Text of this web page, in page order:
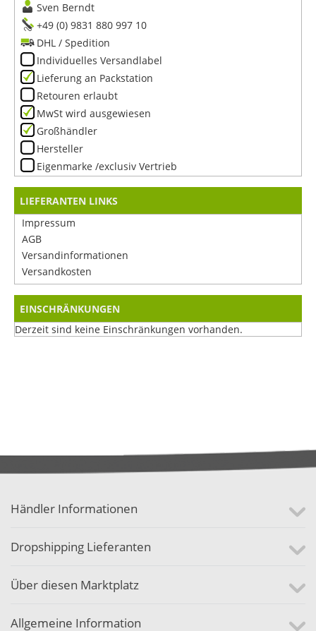
Sven Berndt
+49 (0) 9831 880 997 10
DHL / Spedition
Individuelles Versandlabel
Lieferung an Packstation
Retouren erlaubt
MwSt wird ausgewiesen
Großhändler
Hersteller
Eigenmarke /exclusiv Vertrieb
LIEFERANTEN LINKS
Impressum
AGB
Versandinformationen
Versandkosten
EINSCHRÄNKUNGEN
Derzeit sind keine Einschränkungen vorhanden.
Händler Informationen
Dropshipping Lieferanten
Über diesen Marktplatz
Allgemeine Information